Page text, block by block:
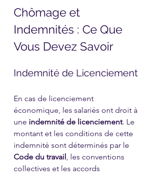
Chômage et
Indemnités : Ce Que
Vous Devez Savoir
Indemnité de Licenciement
En cas de licenciement
économique, les salariés ont droit à
une indemnité de licenciement. Le
montant et les conditions de cette
indemnité sont déterminés par le
Code du travail, les conventions
collectives et les accords